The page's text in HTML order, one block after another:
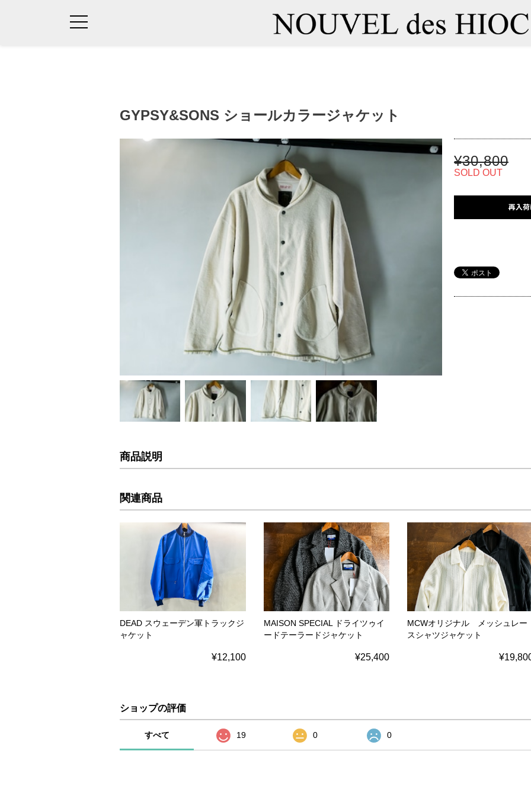
GYPSY&SONS ショールカラージャケット
¥30,800
SOLD OUT
再入
商品説明
関連商品
DEAD スウェーデン軍トラックジ
ャケット
¥12,100
MAISON SPECIAL ドライツゥイ
ードテーラードジャケット
¥25,400
MCWオリジナル メッシュレー
スシャツジャケット
ショップの評価
すべて 19 0 0